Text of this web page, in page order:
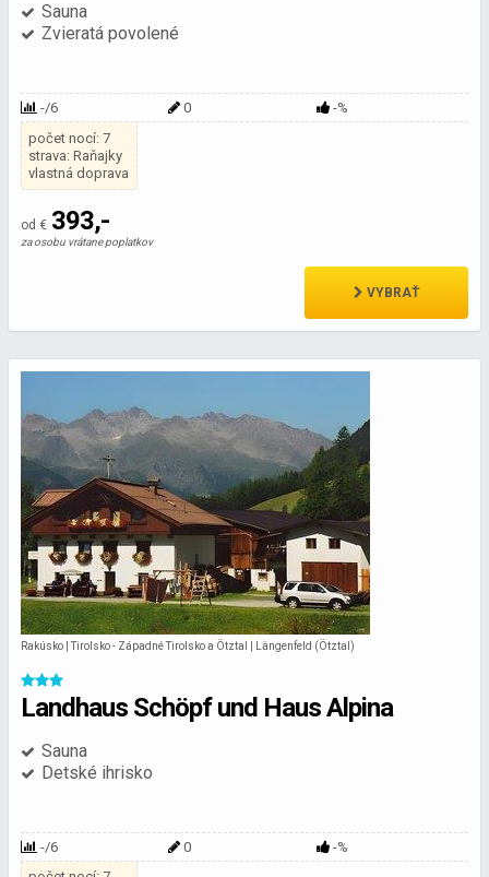
Sauna
Zvieratá povolené
-/6 0
-%
počet nocí: 7
strava: Raňajky
vlastná doprava
od € 393,-
za osobu vrátane poplatkov
VYBRAŤ
Rakúsko | Tirolsko - Západné Tirolsko a Ötztal | Längenfeld (Ötztal)
Landhaus Schöpf und Haus Alpina
Sauna
Detské ihrisko
-/6 0
-%